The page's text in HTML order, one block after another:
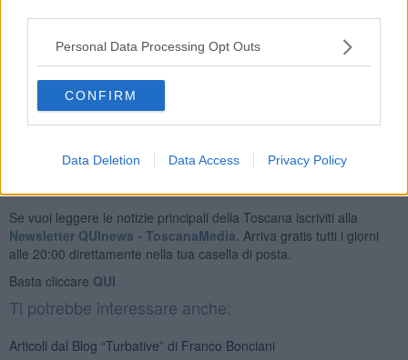
Personal Data Processing Opt Outs
CONFIRM
Data Deletion Data Access Privacy Policy
“Te l’hanno detto quelli del CTS?”
Franco Bonciani
Se vuoi leggere le notizie principali della Toscana iscriviti alla
Newsletter QUInews - ToscanaMedia. Arriva gratis tutti i giorni
alle 20:00 direttamente nella tua casella di posta.
Basta cliccare QUI
Ti potrebbe interessare anche:
Articoli dal Blog “Turbative” di Franco Bonciani